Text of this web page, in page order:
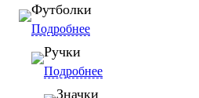
Футболки
Подробнее
Ручки
Подробнее
Значки